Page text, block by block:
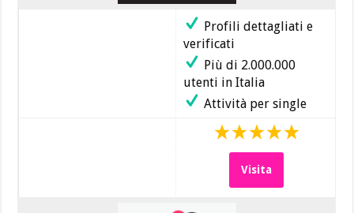
Profili dettagliati e
verificati
Più di 2.000.000
utenti in Italia
Attività per single
Visita